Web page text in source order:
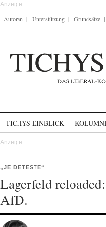
Autoren Unterstützung Grundsätze
TICHYS EINBLICK
„JE DETESTE“
Lagerfeld
AfD.